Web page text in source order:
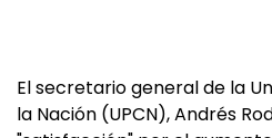
El secretario general de la
la Nación (UPCN), Andrés